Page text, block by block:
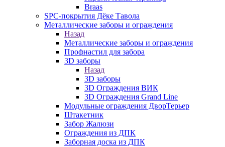
Braas
SPC-покрытия Дёке Тавола
Металлические заборы и ограждения
Назад
Металлические заборы и ограждения
Профнастил для забора
3D заборы
Назад
3D заборы
3D Ограждения ВИК
3D Ограждения Grand Line
Модульные ограждения ДворТерьер
Штакетник
Забор Жалюзи
Ограждения из ДПК
Заборная доска из ДПК